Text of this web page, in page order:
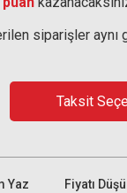
siparişler aynı
Taksit
Yaz Fiyatı